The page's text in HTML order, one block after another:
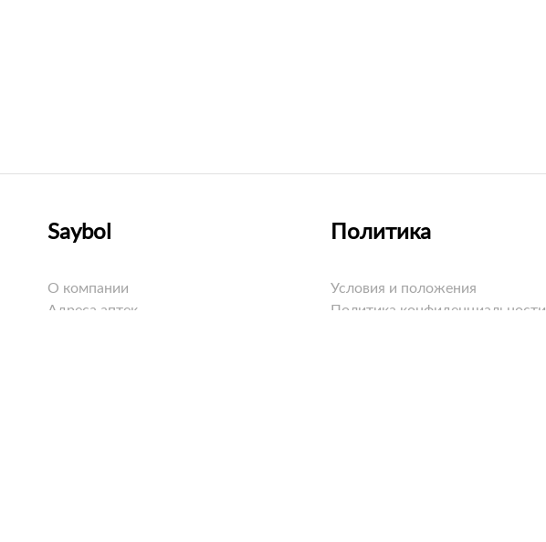
Saybol
О компании
Адреса аптек
Политика
Условия и положения
Политика конфиденциальности